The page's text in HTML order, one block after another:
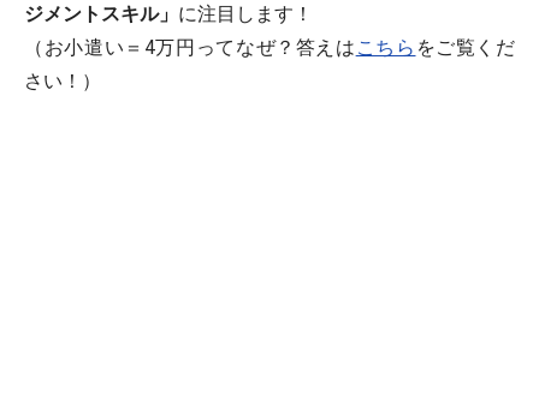
ジメントスキル」 に注目します！
（お小遣い＝4万円ってなぜ？答えは こちら をご覧くだ
さい！）